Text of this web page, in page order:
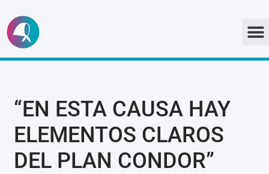
Ir
al
“EN ESTA CAUSA HAY
ELEMENTOS CLAROS
DEL PLAN CONDOR”